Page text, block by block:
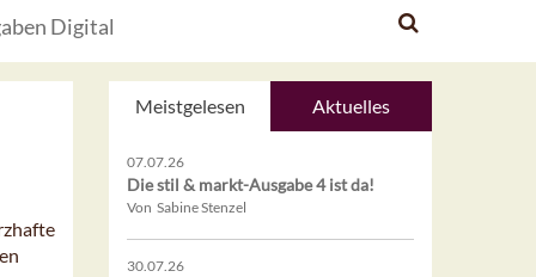
Digital
Meistgelesen Aktuelles
07.07.26
Die stil & markt-Ausgabe 4 ist da!
Von Sabine Stenzel
30.07.26